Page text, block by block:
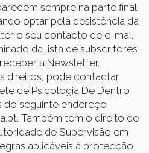
sempre na parte final
optar pela desistência da
o seu contacto de e-mail
da lista de subscritores
a Newsletter.
direitos, pode contactar
de Psicologia De Dentro
do seguinte endereço
Também tem o direito de
de Supervisão em
aplicáveis à protecção